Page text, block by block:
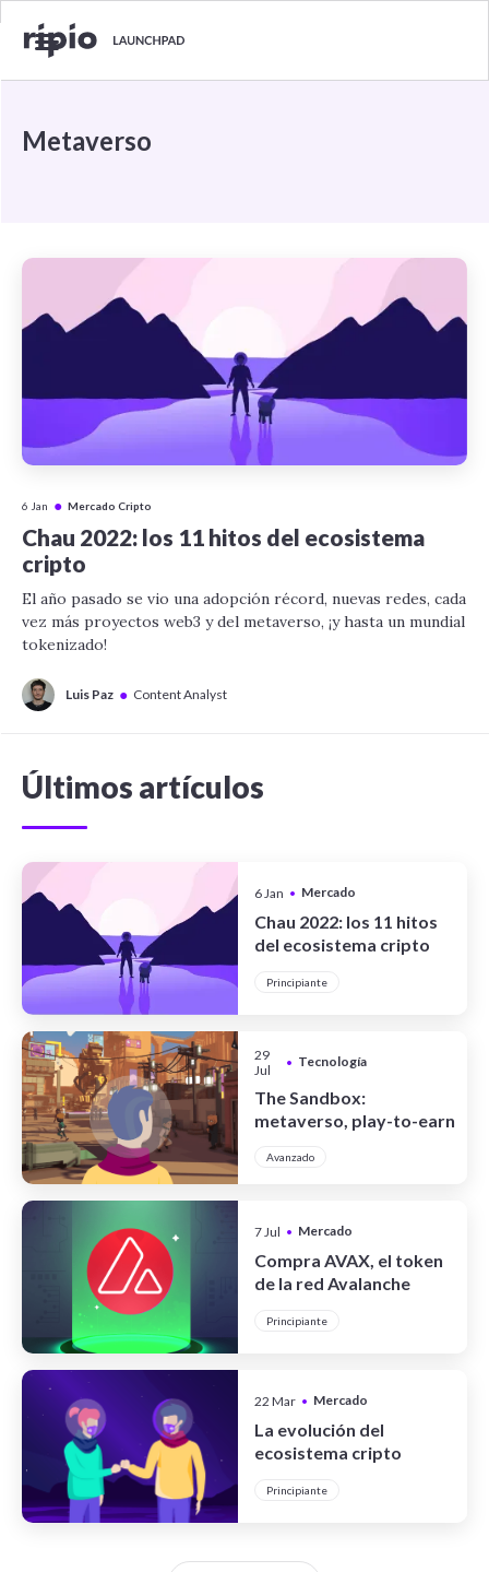
Metaverso
6 Jan ● Mercado Cripto
Chau 2022: los 11 hitos del ecosistema
cripto
El año pasado se vio una adopción récord, nuevas redes, cada
vez más proyectos web3 y del metaverso, ¡y hasta un mundial
tokenizado!
Luis Paz ● Content Analyst
Últimos artículos
6 Jan • Mercado
Chau 2022: los 11 hitos
del ecosistema cripto
Principiante
29
Jul
• Tecnología
The Sandbox:
metaverso, play-to-earn
Avanzado
7 Jul • Mercado
Compra AVAX, el token
de la red Avalanche
Principiante
22 Mar • Mercado
La evolución del
ecosistema cripto
Principiante